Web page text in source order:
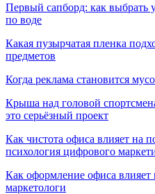
Первый сапборд: как выбрать
по воде
Какая пузырчатая пленка
предметов
Когда реклама становится
Крыша над головой
это серьёзный проект
Как чистота офиса влияет на
психология цифрового
Как оформление офиса
маркетологи